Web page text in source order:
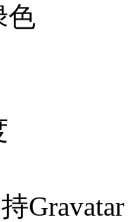
色
Gravatar